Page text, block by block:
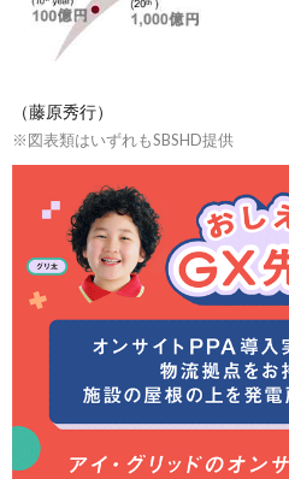
（藤原秀行）
※図表類はいずれもSBSHD提供